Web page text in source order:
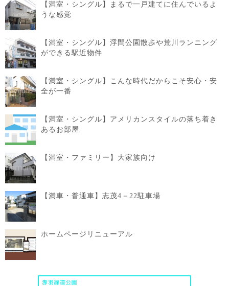
【満室・シングル】まるで一戸建てに住んでいるよ
うな感覚
【満室・シングル】浮間公園散歩や荒川ランニング
ができる駅近物件
【満室・シングル】こんな時代だからこそ安心・安
全が一番
【満室・シングル】アメリカンスタイルの落ち着き
あるお部屋
【満室・ファミリー】大家族向け
【満車・普通車】志茂4－22駐車場
ホームページリニューアル